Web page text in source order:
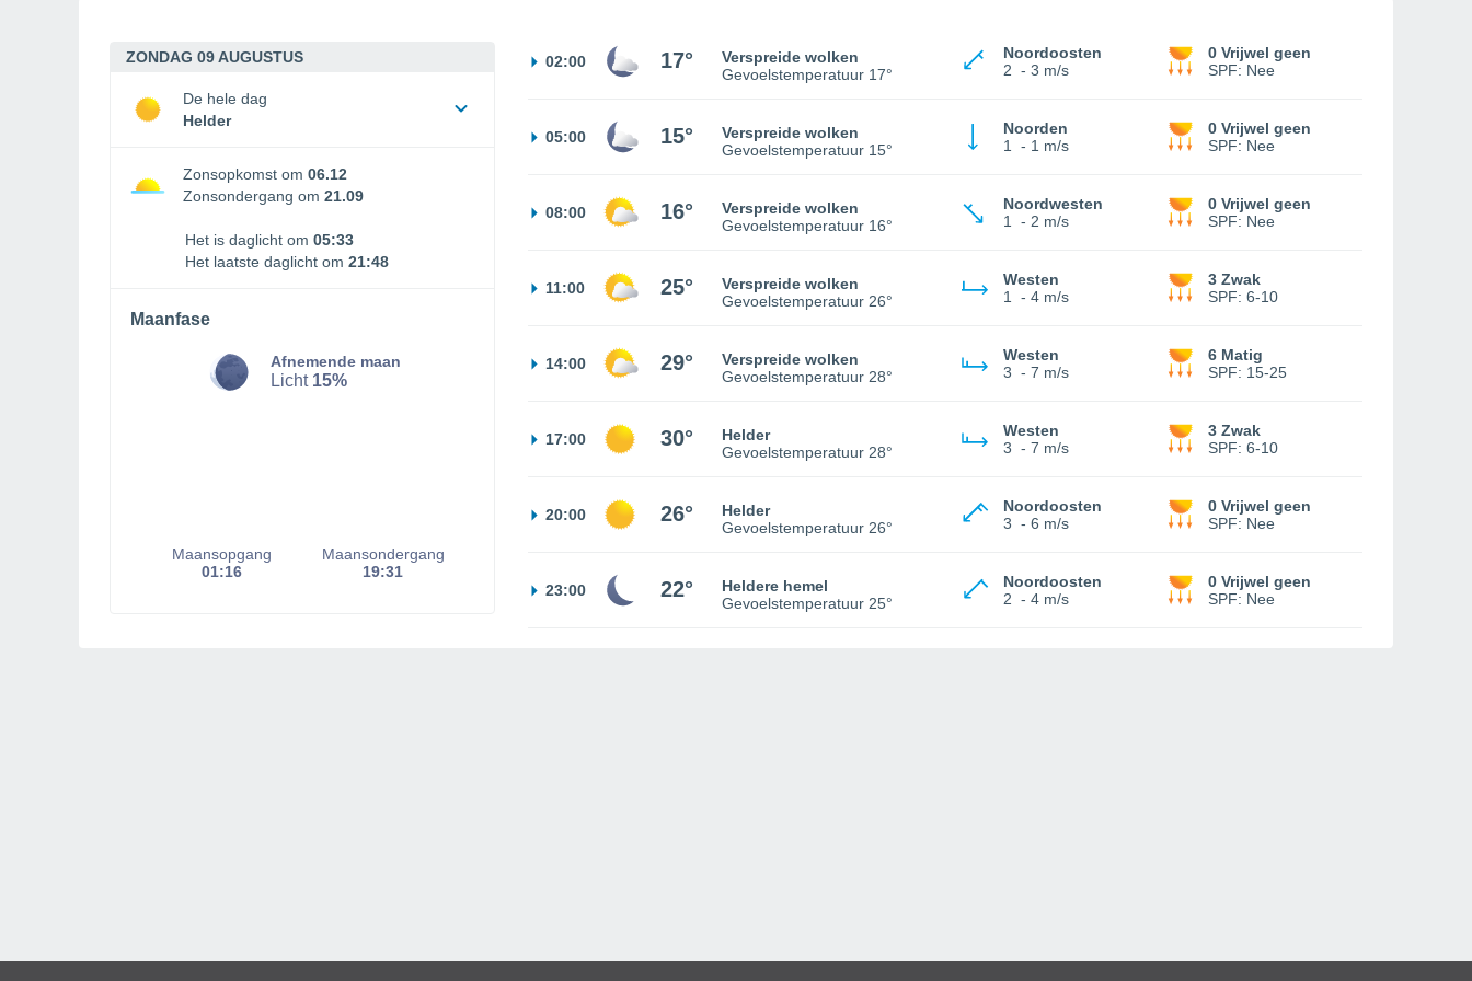
ZONDAG 09 AUGUSTUS
De hele dag
Helder
Zonsopkomst om 06.12
Zonsondergang om 21.09
Het is daglicht om 05:33
Het laatste daglicht om 21:48
Maanfase
Afnemende maan
Licht 15%
Maansopgang
01:16
Maansondergang
19:31
02:00 17°
Verspreide wolken
Gevoelstemperatuur 17°
Noordoosten
2 - 3 m/s
0 Vrijwel geen
SPF: Nee
05:00 15°
Verspreide wolken
Gevoelstemperatuur 15°
Noorden
1
- 1 m/s
0 Vrijwel geen
SPF: Nee
08:00 16°
Verspreide wolken
Gevoelstemperatuur 16°
Noordwesten
1
- 2 m/s
0 Vrijwel geen
SPF: Nee
11:00 25°
Verspreide wolken
Gevoelstemperatuur 26°
Westen
1
- 4 m/s
3 Zwak
SPF: 6-10
14:00 29°
Verspreide wolken
Gevoelstemperatuur 28°
Westen
3 - 7 m/s
6 Matig
SPF: 15-25
17:00 30°
Helder
Gevoelstemperatuur 28°
Westen
3 - 7 m/s
3 Zwak
SPF: 6-10
20:00 26°
Helder
Gevoelstemperatuur 26°
Noordoosten
3 - 6 m/s
0 Vrijwel geen
SPF: Nee
23:00 22°
Heldere hemel
Gevoelstemperatuur 25°
Noordoosten
2 - 4 m/s
0 Vrijwel geen
SPF: Nee